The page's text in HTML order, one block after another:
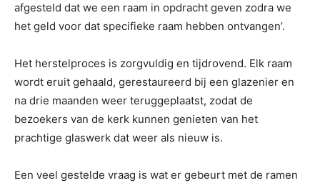
afgesteld dat we een raam in opdracht geven zodra we
het geld voor dat specifieke raam hebben ontvangen’.
Het herstelproces is zorgvuldig en tijdrovend. Elk raam
wordt eruit gehaald, gerestaureerd bij een glazenier en
na drie maanden weer teruggeplaatst, zodat de
bezoekers van de kerk kunnen genieten van het
prachtige glaswerk dat weer als nieuw is.
Een veel gestelde vraag is wat er gebeurt met de ramen